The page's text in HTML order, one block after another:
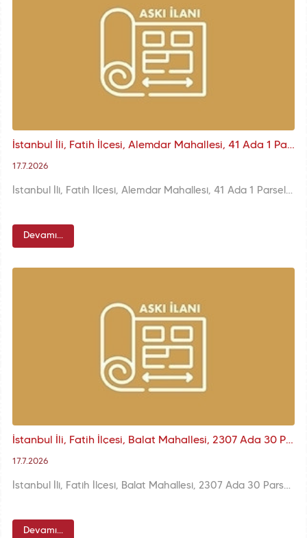
İstanbul İli, Fatih İlçesi, Alemdar Mahallesi, 41 Ada 1 Parsele ilişkin KUİP-341110532 Plan İşlem Numaralı 1/1000 ölçekli K.A.U.İ.P. Askı İlanı
17.7.2026
İstanbul İli, Fatih İlçesi, Alemdar Mahallesi, 41 Ada 1 Parsele ilişkin KUİP-341110532 Plan İşlem Numaralı 1/1000 ölçekli K.A.U.İ.P. Değişikliği
Devamı...
İstanbul İli, Fatih İlçesi, Balat Mahallesi, 2307 Ada 30 Parsele İlişkin KUİP-341112621 Plan İşlem Numaralı 1/1000 ölçekli K.A.U.İ.P. Askı İlanı
17.7.2026
İstanbul İli, Fatih İlçesi, Balat Mahallesi, 2307 Ada 30 Parsele İlişkin KUİP-341112621 Plan İşlem Numaralı 1/1000 ölçekli K.A.U.İ.P. Değişikliği
Devamı...